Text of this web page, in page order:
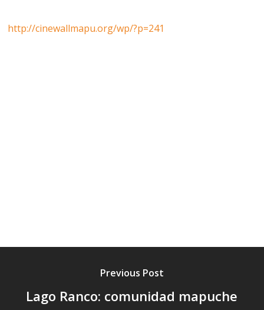
http://cinewallmapu.org/wp/?p=241
Previous Post
Lago Ranco: comunidad mapuche